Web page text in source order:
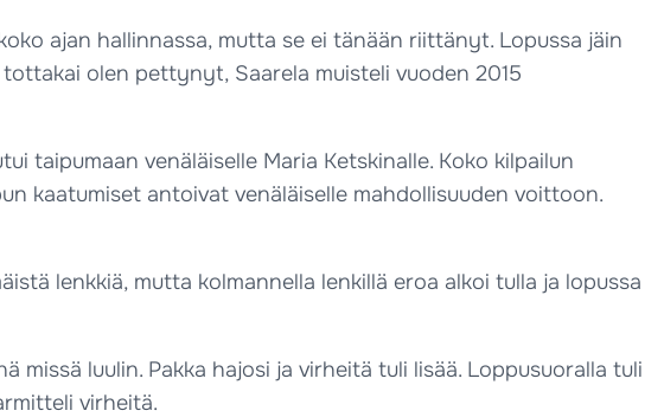
ajan hallinnassa, mutta se ei tänään riittänyt. Lopussa jäin
olen pettynyt, Saarela muisteli vuoden 2015
taipumaan venäläiselle Maria Ketskinalle. Koko kilpailun
kaatumiset antoivat venäläiselle mahdollisuuden voittoon.
lenkkiä, mutta kolmannella lenkillä eroa alkoi tulla ja lopussa
luulin. Pakka hajosi ja virheitä tuli lisää. Loppusuoralla tuli
virheitä.